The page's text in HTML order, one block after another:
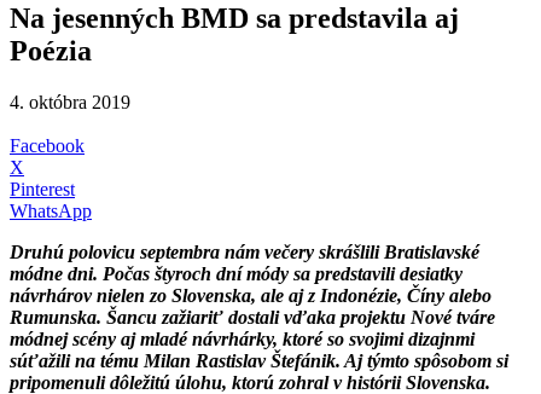
Na jesenných BMD sa predstavila aj
Poézia
4. októbra 2019
Facebook
X
Pinterest
WhatsApp
Druhú polovicu septembra nám večery skrášlili Bratislavské
módne dni. Počas štyroch dní módy sa predstavili desiatky
návrhárov nielen zo Slovenska, ale aj z Indonézie, Číny alebo
Rumunska. Šancu zažiariť dostali vďaka projektu Nové tváre
módnej scény aj mladé návrhárky, ktoré so svojimi dizajnmi
súťažili na tému Milan Rastislav Štefánik. Aj týmto spôsobom si
pripomenuli dôležitú úlohu, ktorú zohral v histórii Slovenska.